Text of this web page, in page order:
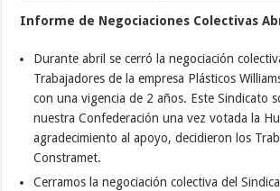
Informe de Negociaciones Colectivas
Durante abril se cerró la negociación
Trabajadores de la empresa Plásticos
con una vigencia de 2 años. Este Sindicato
nuestra Confederación una vez votada la
agradecimiento al apoyo, decidieron los
Constramet.
Cerramos la negociación colectiva del